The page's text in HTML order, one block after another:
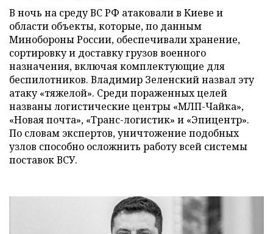
В ночь на среду ВС РФ атаковали в Киеве и
области объекты, которые, по данным
Минобороны России, обеспечивали хранение,
сортировку и доставку грузов военного
назначения, включая комплектующие для
беспилотников. Владимир Зеленский назвал эту
атаку «тяжелой». Среди пораженных целей
названы логистические центры «МЛП-Чайка»,
«Новая почта», «Транс-логистик» и «Эпицентр».
По словам экспертов, уничтожение подобных
узлов способно осложнить работу всей системы
поставок ВСУ.